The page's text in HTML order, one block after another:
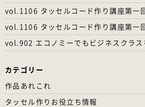
vol.1106 タッセルコード作り講座第一
vol.1106 タッセルコード作り講座第一
vol.902 エコノミーでもビジネスクラス
カテゴリー
作品あれこれ
タッセル作りお役立ち情報